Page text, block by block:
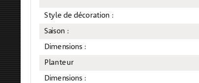
Style de décoration :
Saison :
Dimensions :
Planteur
Dimensions :